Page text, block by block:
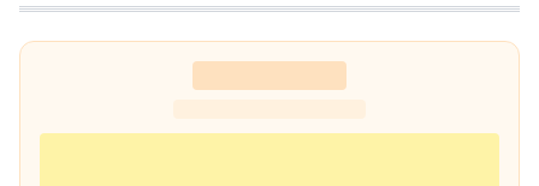
कंटेंट तैयार करने में रुचि रखते हैं.